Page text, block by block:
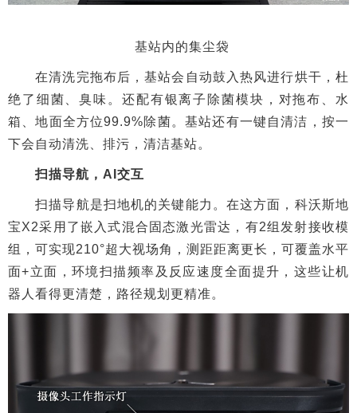
基站内的集尘袋
在清洗完拖布后，基站会自动鼓入热风进行烘干，杜
绝了细菌、臭味。还配有银离子除菌模块，对拖布、水
箱、地面全方位99.9%除菌。基站还有一键自清洁，按一
下会自动清洗、排污，清洁基站。
扫描导航，AI交互
扫描导航是扫地机的关键能力。在这方面，科沃斯地
宝X2采用了嵌入式混合固态激光雷达，有2组发射接收模
组，可实现210°超大视场角，测距距离更长，可覆盖水平
面+立面，环境扫描频率及反应速度全面提升，这些让机
器人看得更清楚，路径规划更精准。